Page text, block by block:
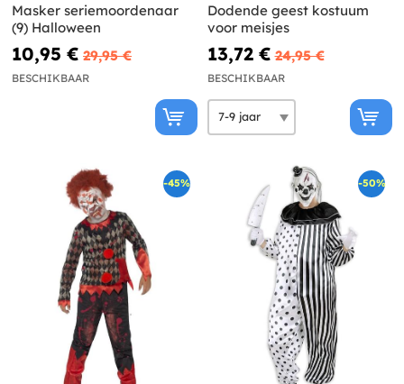
Masker seriemoordenaar
(9) Halloween
10,95 € 29,95 €
BESCHIKBAAR
Dodende geest kostuum
voor meisjes
13,72 € 24,95 €
BESCHIKBAAR
-45% -50%